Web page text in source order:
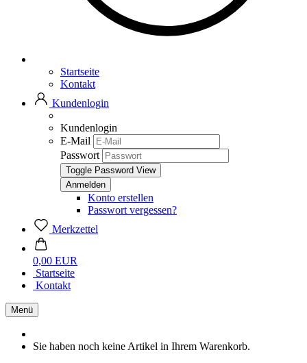
Startseite
Kontakt
Kundenlogin
Kundenlogin
E-Mail
Passwort
Toggle Password View
Konto erstellen
Passwort vergessen?
Merkzettel
0,00 EUR
Startseite
Kontakt
Menü
Sie haben noch keine Artikel in Ihrem Warenkorb.